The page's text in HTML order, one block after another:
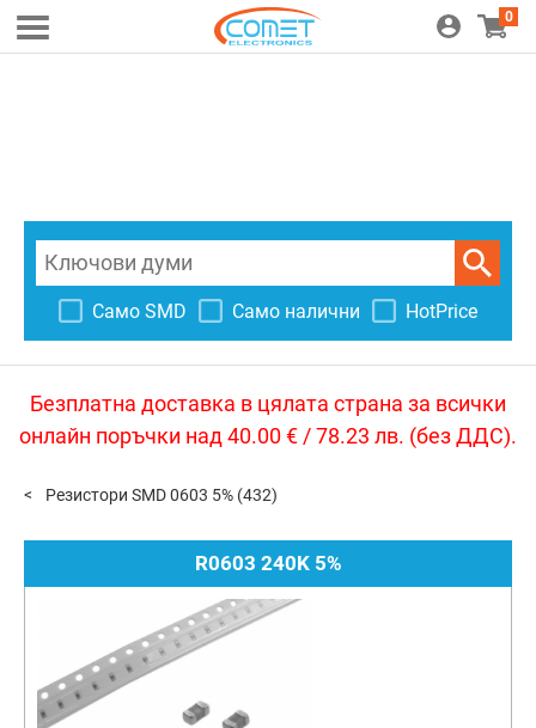
0
Само SMD Само налични HotPrice
Безплатна доставка в цялата страна за всички
онлайн поръчки над 40.00 € / 78.23 лв. (без ДДС).
Резистори SMD 0603 5% (432)
R0603 240K 5%